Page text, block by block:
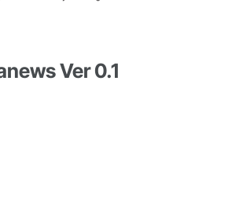
Ver 0.1